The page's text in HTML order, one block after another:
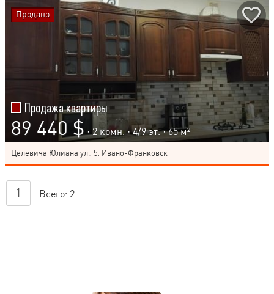
Продажа квартиры
89 440 $ · 2 комн. ·4/9эт. · 65 м²
Целевича Юлиана ул., 5, Ивано-Франковск
Продано
1 Всего: 2